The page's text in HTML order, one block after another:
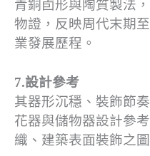
青銅卣形與陶質製法
物證，反映周代末期
業發展歷程。
7.設計參考
其器形沉穩、裝飾節
花器與儲物器設計參
織、建築表面裝飾之